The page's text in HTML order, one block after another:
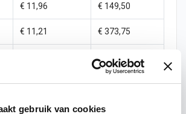
gebruik van cookies
€ 11,96 € 149,50
€ 11,21 € 373,75
€ 1.121,25
€ 8,97 € 2.990,00
€ 7,48 € 7.475,00